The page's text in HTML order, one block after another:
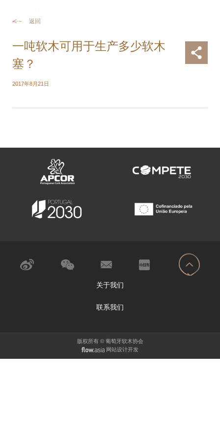
返回
一吨软木可用于生产多少软木
塞？
2017年8月21日
关于我们
联系我们
版权所有 © 葡萄牙软木协会
网站设计开发